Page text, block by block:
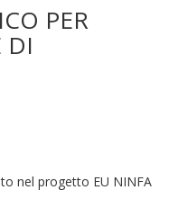
PER
DI
nel progetto EU NINFA